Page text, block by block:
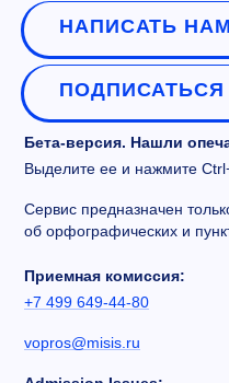
НАПИСАТЬ НАМ
Бета-версия. Нашли
Выделите ее и нажмите
Сервис предназначен
об орфографических и
Приемная комиссия:
+7 499 649-44-80
vopros@misis.ru